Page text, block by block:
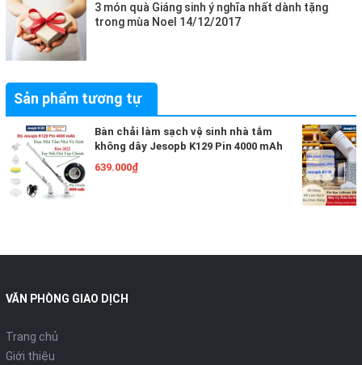
3 món quà Giáng sinh ý nghĩa nhất dành tặng
trong mùa Noel 14/12/2017
Sản phẩm tương tự
Bàn chải làm sạch vệ sinh nhà tắm
không dây Jesopb K129 Pin 4000 mAh
với 4 đầu thay thế Bảo Hành 6 Tháng
639.000₫
VĂN PHÒNG GIAO DỊCH
Trang chủ
Giới thiệu